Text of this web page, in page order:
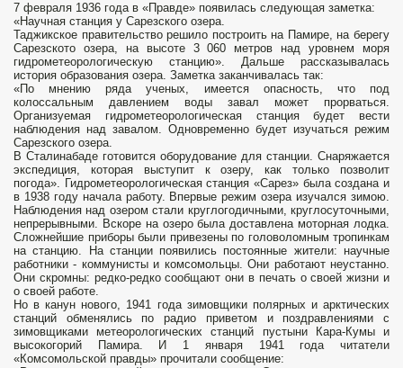
7 февраля 1936 года в «Правде» появилась следующая заметка:
«Научная станция у Сарезского озера.
Таджикское правительство решило построить на Памире, на берегу
Сарезското озера, на высоте 3 060 метров над уровнем моря
гидрометеорологическую станцию». Дальше рассказывалась
история образования озера. Заметка заканчивалась так:
«По мнению ряда ученых, имеется опасность, что под
колоссальным давлением воды завал может прорваться.
Организуемая гидрометеорологическая станция будет вести
наблюдения над завалом. Одновременно будет изучаться режим
Сарезского озера.
В Сталинабаде готовится оборудование для станции. Снаряжается
экспедиция, которая выступит к озеру, как только позволит
погода». Гидрометеорологическая станция «Сарез» была создана и
в 1938 году начала работу. Впервые режим озера изучался зимою.
Наблюдения над озером стали круглогодичными, круглосуточными,
непрерывными. Вскоре на озеро была доставлена моторная лодка.
Сложнейшие приборы были привезены по головоломным тропинкам
на станцию. На станции появились постоянные жители: научные
работники - коммунисты и комсомольцы. Они работают неустанно.
Они скромны: редко-редко сообщают они в печать о своей жизни и
о своей работе.
Но в канун нового, 1941 года зимовщики полярных и арктических
станций обменялись по радио приветом и поздравлениями с
зимовщиками метеорологических станций пустыни Кара-Кумы и
высокогорий Памира. И 1 января 1941 года читатели
«Комсомольской правды» прочитали сообщение: